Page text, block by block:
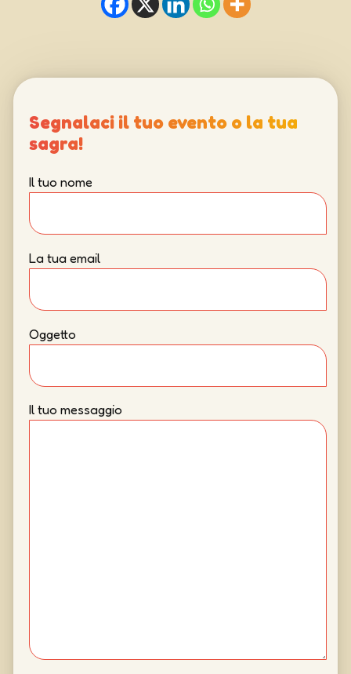
Segnalaci il tuo evento o la tua
sagra!
Il tuo nome
La tua email
Oggetto
Il tuo messaggio